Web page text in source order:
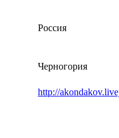
Россия
Черногория
http://